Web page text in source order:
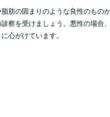
脂肪の固まりのような良性のもの
察を受けましょう。悪性の場合
心がけています。